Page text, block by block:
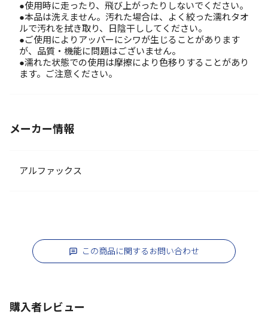
●使用時に走ったり、飛び上がったりしないでください。
●本品は洗えません。汚れた場合は、よく絞った濡れタオ
ルで汚れを拭き取り、日陰干ししてください。
●ご使用によりアッパーにシワが生じることがあります
が、品質・機能に問題はございません。
●濡れた状態での使用は摩擦により色移りすることがあり
ます。ご注意ください。
メーカー情報
アルファックス
この商品に関するお問い合わせ
購入者レビュー